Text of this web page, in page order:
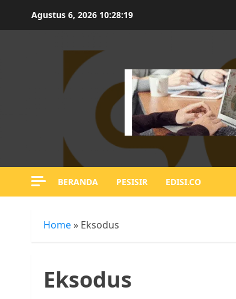
Agustus 6, 2026 10:28:20
BERANDA PESISIR EDISI.CO
Home » Eksodus
Eksodus